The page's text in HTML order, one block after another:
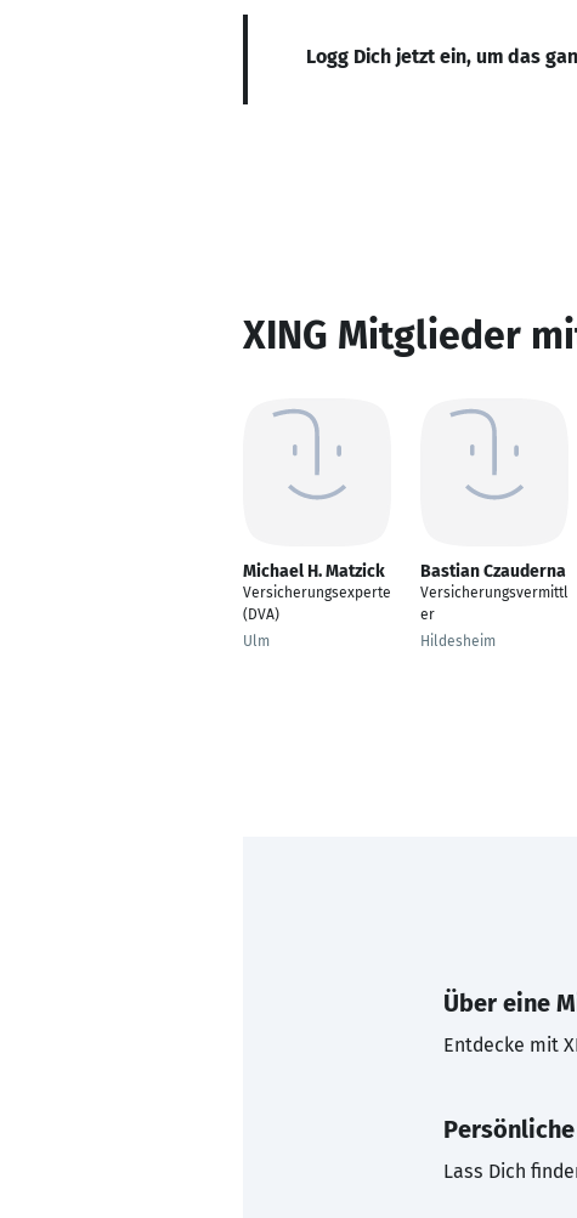
Logg Dich jetzt ein, um das
XING Mitglieder
Michael H. Matzick
Versicherungsexperte
(DVA)
Ulm
Bastian Czauderna
Versicherungsvermittl
er
Hildesheim
Über eine
Entdecke mit
Lass Dich